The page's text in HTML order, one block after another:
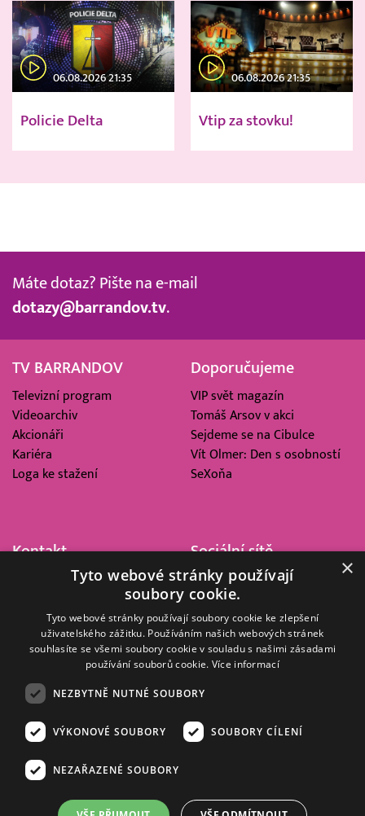
06.08.2026 21:35
Policie Delta
06.08.2026 21:35
Vtip za stovku!
Máte dotaz? Pište na e-mail
dotazy@barrandov.tv.
TV BARRANDOV
Televizní program
Videoarchiv
Akcionáři
Kariéra
Loga ke stažení
Doporučujeme
VIP svět magazín
Tomáš Arsov v akci
Sejdeme se na Cibulce
Vít Olmer: Den s osobností
SeXoňa
Kontakt
Barrandov Televizní Studio,
Kříženeckého nám. 322
152 00 Praha 5
IČ 416 93 311
Sociální sítě
© 2008–2026 EMPRESA MEDIA, a.s. Všechna práva vyhrazena.
Zásady ochrany osobních a dalších zpracovávaných údajů
×
Tyto webové stránky používají
soubory cookie.
Tyto webové stránky používají soubory cookie ke zlepšení
uživatelského zážitku. Používáním našich webových stránek
souhlasíte se všemi soubory cookie v souladu s našimi zásadami
používání souborů cookie. Více informací
NEZBYTNĚ NUTNÉ SOUBORY
VÝKONOVÉ SOUBORY SOUBORY CÍLENÍ
NEZAŘAZENÉ SOUBORY